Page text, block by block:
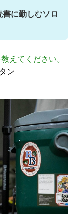
に勤しむソロ
えてください。
ン